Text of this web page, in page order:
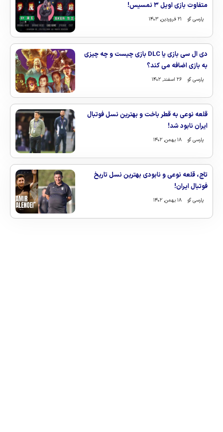
متفاوت بازی اویل ۳ نمسیس!
پارسی گو ۲۱ فروردین, ۱۴۰۳
دی ال سی بازی یا DLC بازی چیست و چه چیزی
به بازی اضافه می کند؟
پارسی گو ۲۶ اسفند, ۱۴۰۲
قلعه نوعی به قطر باخت و بهترین نسل فوتبال
ایران نابود شد!
پارسی گو ۱۸ بهمن, ۱۴۰۲
تاج، قلعه نوعی و نابودی بهترین نسل تاریخ
فوتبال ایران!
پارسی گو ۱۸ بهمن, ۱۴۰۲